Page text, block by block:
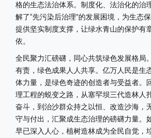
格的生态法治体系。制度化、法治化的治
解了“先污染后治理”的发展困境，为生态
提供坚实制度支撑，让绿水青山的保护有
依。
全民聚力汇磅礴，同心共筑绿色发展格局
有责，绿色成果人人共享。亿万人民是生
体力量，是绿色奇迹的创造者与受益者。
理工程的蜕变之路，从塞罕坝三代造林人
奋斗，到治沙群众持之以恒、改造沙海，
守与付出，汇聚成生态治理的磅礴力量。
早已深入人心，植树造林成为全民自觉，